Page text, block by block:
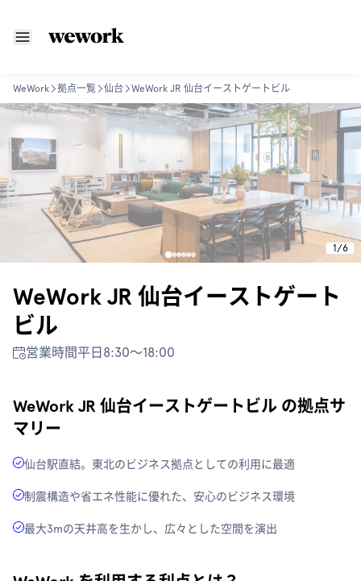
WeWork 拠点一覧 仙台 WeWork JR 仙台イーストゲートビル
1 /6
WeWork JR 仙台イーストゲート
ビル
営業時間平日8:30〜18:00
WeWork JR 仙台イーストゲートビル の拠点サ
マリー
仙台駅直結。東北のビジネス拠点としての利用に最適
制震構造や省エネ性能に優れた、安心のビジネス環境
最大3mの天井高を生かし、広々とした空間を演出